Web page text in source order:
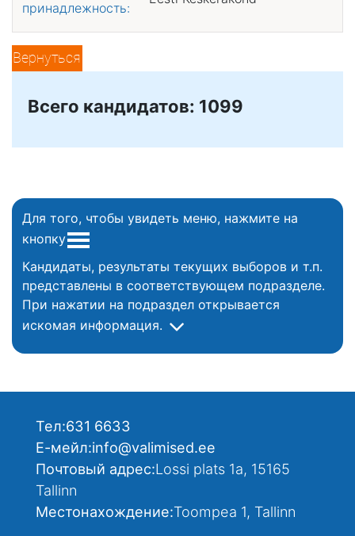
принадлежность:
Вернуться
Всего кандидатов: 1099
Для того, чтобы увидеть меню, нажмите на
кнопку
Кандидаты, результаты текущих выборов и т.п.
представлены в соответствующем подразделе.
При нажатии на подраздел открывается
искомая информация.
Тел:631 6633
Е-мейл:info@valimised.ee
Почтовый адрес:Lossi plats 1a, 15165
Tallinn
Местонахождение:Toompea 1, Tallinn